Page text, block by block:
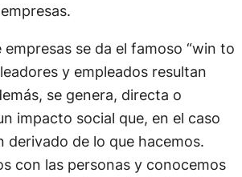
se da el famoso “win to
y empleados resultan
se genera, directa o
impacto social que, en el caso
derivado de lo que hacemos.
con las personas y conocemos